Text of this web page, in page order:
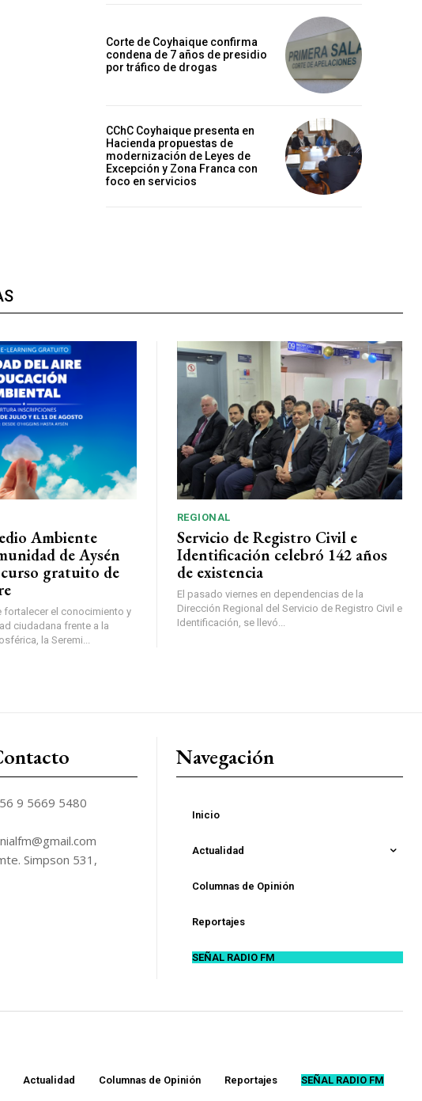
Corte de Coyhaique confirma
condena de 7 años de presidio
por tráfico de drogas
CChC Coyhaique presenta en
Hacienda propuestas de
modernización de Leyes de
Excepción y Zona Franca con
foco en servicios
Ambiente
de Aysén
gratuito de
fortalecer el conocimiento y
ciudadana frente a la
la Seremi...
REGIONAL
Servicio de Registro Civil e
Identificación celebró 142 años
de existencia
El pasado viernes en dependencias de la
Dirección Regional del Servicio de Registro Civil e
Identificación, se llevó...
9 5669 5480
Simpson 531,
Navegación
Inicio
Actualidad
Columnas de Opinión
Reportajes
SEÑAL RADIO FM
Actualidad Columnas de Opinión Reportajes SEÑAL RADIO FM